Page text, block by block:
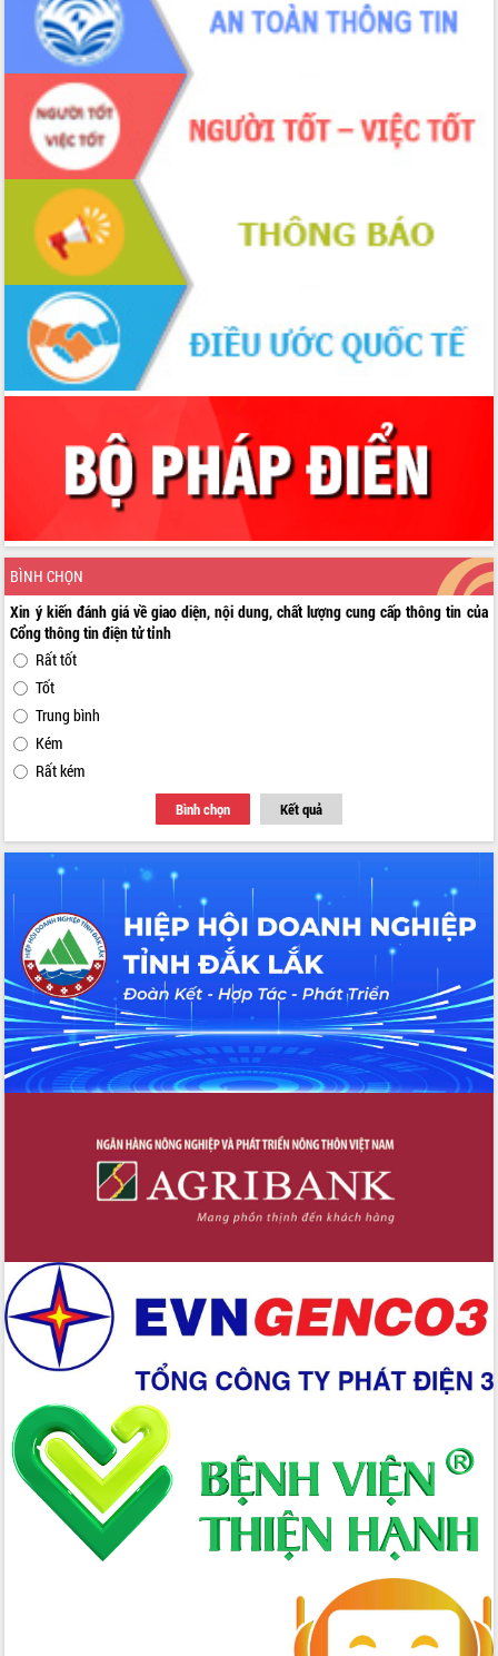
BÌNH CHỌN
Xin ý kiến đánh giá về giao diện, nội dung, chất lượng cung cấp thông tin của
Cổng thông tin điện tử tỉnh
Rất tốt
Tốt
Trung bình
Kém
Rất kém
Bình chọn Kết quả